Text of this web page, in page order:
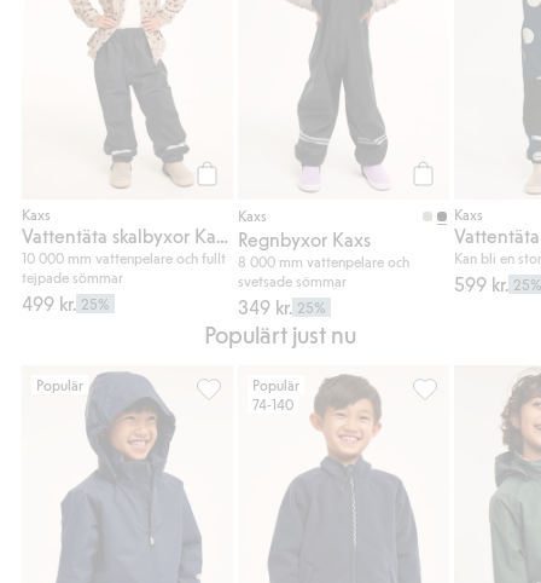
Kaxs
10 000 mm vattenpelare och fullt
tejpade sömmar
499 kr. 25%
Kaxs
Regnbyxor Kaxs
8 000 mm vattenpelare och
svetsade sömmar
349 kr. 25%
Kaxs
Kan bli en
599 kr.
Populärt just nu
Populär
Vattentät skaljacka zip-in / zip-off Kaxs
Populär
74-140
Vindfleece